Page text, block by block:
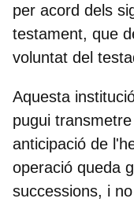
per acord dels
testament, que
voluntat del
Aquesta
pugui
anticipació de
operació queda
successions, i